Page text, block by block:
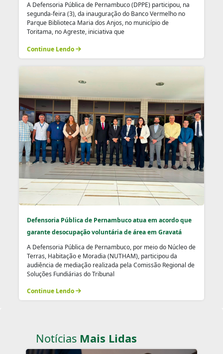
A Defensoria Pública de Pernambuco (DPPE) participou, na
segunda-feira (3), da inauguração do Banco Vermelho no
Parque Biblioteca Maria dos Anjos, no município de
Toritama, no Agreste, iniciativa que
Continue Lendo
Defensoria Pública de Pernambuco atua em acordo que
garante desocupação voluntária de área em Gravatá
A Defensoria Pública de Pernambuco, por meio do Núcleo de
Terras, Habitação e Moradia (NUTHAM), participou da
audiência de mediação realizada pela Comissão Regional de
Soluções Fundiárias do Tribunal
Continue Lendo
Notícias Mais Lidas